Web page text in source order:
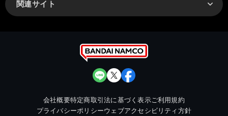
関連サイト
会社概要特定商取引法に基づく表示ご利用規約
プライバシーポリシーウェブアクセシビリティ方針